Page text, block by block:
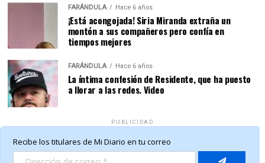
FARÁNDULA Hace 6 años
¡Está acongojada! Siria Miranda extraña un
montón a sus compañeros pero confía en
tiempos mejores
FARÁNDULA Hace 6 años
La íntima confesión de Residente, que ha puesto
a llorar a las redes. Video
PUBLICIDAD